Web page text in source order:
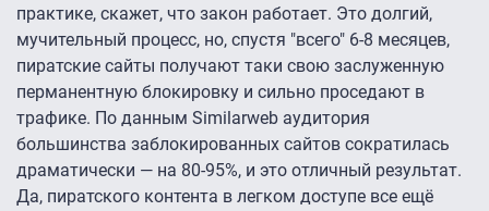
практике, скажет, что закон работает. Это долгий,
мучительный процесс, но, спустя "всего" 6-8 месяцев,
пиратские сайты получают таки свою заслуженную
перманентную блокировку и сильно проседают в
трафике. По данным Similarweb аудитория
большинства заблокированных сайтов сократилась
драматически — на 80-95%, и это отличный результат.
Да, пиратского контента в легком доступе все ещё